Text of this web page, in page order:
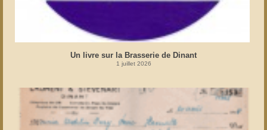
Un livre sur la Brasserie de Dinant
1 juillet 2026